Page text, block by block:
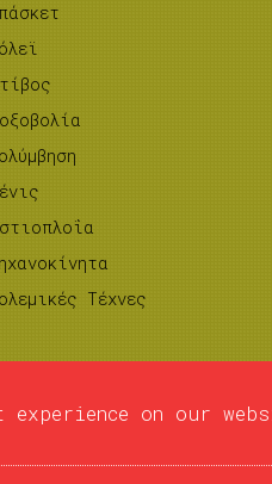
Τέχνες
on our